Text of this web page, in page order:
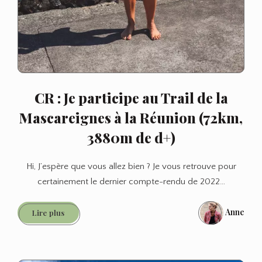
CR : Je participe au Trail de la
Mascareignes à la Réunion (72km,
3880m de d+)
Hi, J’espère que vous allez bien ? Je vous retrouve pour
certainement le dernier compte-rendu de 2022…
Lire plusCR
:
Anne